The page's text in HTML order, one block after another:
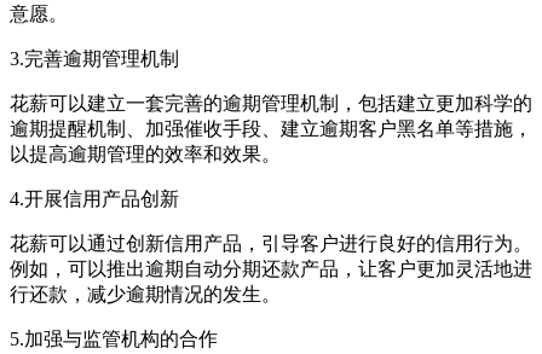
意愿。
3.完善逾期管理机制
花薪可以建立一套完善的逾期管理机制，包括建立更加科学的
逾期提醒机制、加强催收手段、建立逾期客户黑名单等措施，
以提高逾期管理的效率和效果。
4.开展信用产品创新
花薪可以通过创新信用产品，引导客户进行良好的信用行为。
例如，可以推出逾期自动分期还款产品，让客户更加灵活地进
行还款，减少逾期情况的发生。
5.加强与监管机构的合作